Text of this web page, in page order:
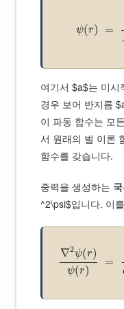
ψ(r) =
여기서 $a$는 미시
경우 보어 반지름
이 파동 함수는 모
서 원래의 벌 이론
함수를 갖습니다.
중력을 생성하는
^2\psi$입니다. 이
∇2ψ(r)
ψ(r)
=